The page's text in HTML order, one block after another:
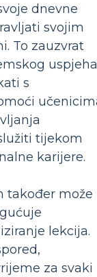
dnevne
svojim
To zauzvrat
s
tijekom
karijere.
također može
lekcija.
za svaki